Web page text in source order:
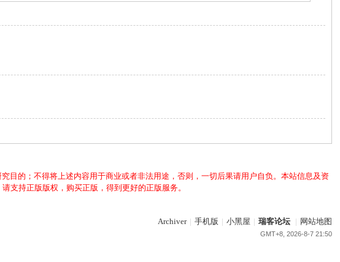
目的；不得将上述内容用于商业或者非法用途，否则，一切后果请用户自负。本站信息及资
支持正版版权，购买正版，得到更好的正版服务。
Archiver | 手机版 | 小黑屋 | 瑞客论坛 | 网站地图
GMT+8, 2026-8-7 21:50